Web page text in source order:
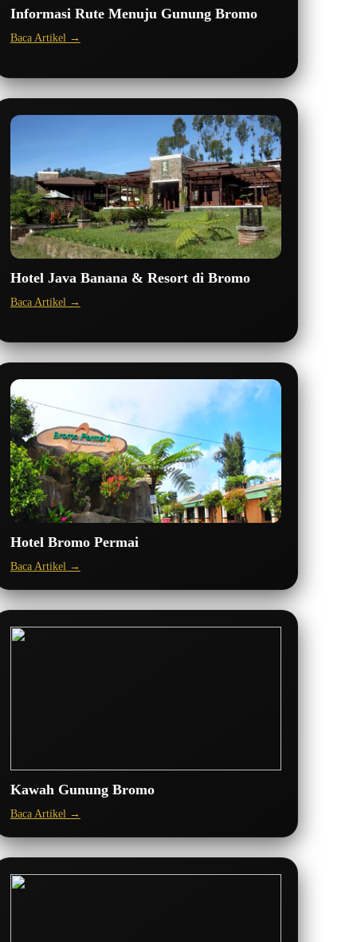
Informasi Rute Menuju Gunung Bromo
Baca Artikel →
Hotel Java Banana & Resort di Bromo
Baca Artikel →
Hotel Bromo Permai
Baca Artikel →
Kawah Gunung Bromo
Baca Artikel →